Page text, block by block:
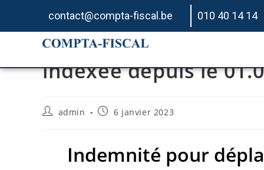
contact@compta-fiscal.be 010 40 14 14
Indemnité pour
indexée depuis le
admin 6 janvier 2023
Indemnité pour